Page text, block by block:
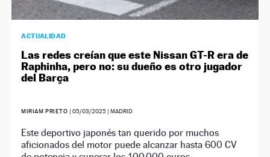
ACTUALIDAD
Las redes creían que este Nissan GT-R era de
Raphinha, pero no: su dueño es otro jugador
del Barça
MIRIAM PRIETO | 05/03/2025| MADRID
Este deportivo japonés tan querido por muchos
aficionados del motor puede alcanzar hasta 600 CV